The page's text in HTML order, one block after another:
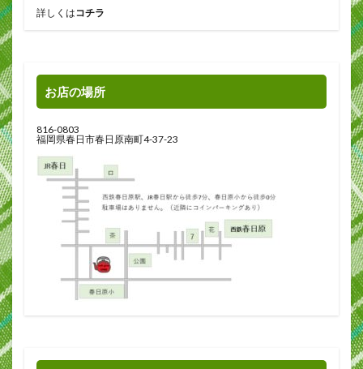
詳しくはコチラ
お店の場所
816-0803
福岡県春日市春日原南町4-37-23